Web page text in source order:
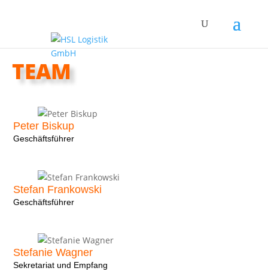
TEAM
Peter Biskup
Geschäftsführer
Stefan Frankowski
Geschäftsführer
Stefanie Wagner
Sekretariat und Empfang